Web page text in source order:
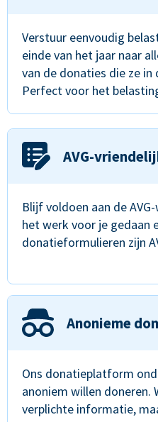
Verstuur eenvoudig
einde van het jaar naar
van de donaties die ze in
Perfect voor het
AVG-
Blijf voldoen aan de
het werk voor je gedaan
donatieformulieren zijn
Anonieme
Ons donatieplatform
anoniem willen doneren.
verplichte informatie,